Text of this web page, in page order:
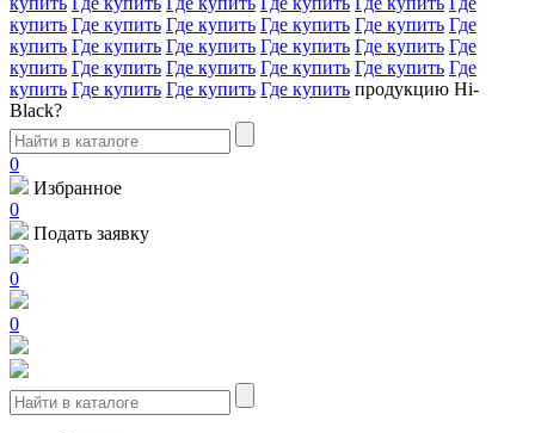
купить Где купить Где купить Где купить Где купить Где
купить Где купить Где купить Где купить Где купить Где
купить Где купить Где купить Где купить Где купить Где
купить Где купить Где купить Где купить продукцию Hi-
Black?
0
Избранное
0
Подать заявку
0
0